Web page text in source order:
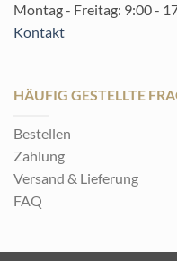
Montag - Freitag: 9:00 -
Kontakt
HÄUFIG GESTELLTE
Bestellen
Zahlung
Versand & Lieferung
FAQ